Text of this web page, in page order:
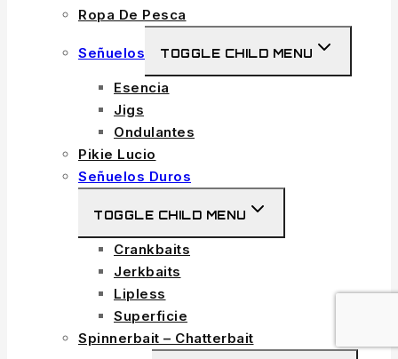
Ropa De Pesca
Señuelos TOGGLE CHILD MENU
Esencia
Jigs
Ondulantes
Pikie Lucio
Señuelos Duros
TOGGLE CHILD MENU
Crankbaits
Jerkbaits
Lipless
Superficie
Spinnerbait – Chatterbait